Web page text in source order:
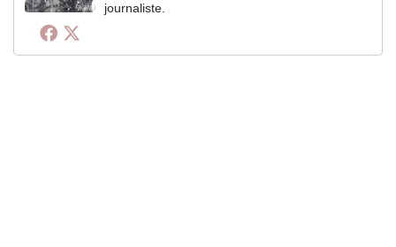
journaliste.